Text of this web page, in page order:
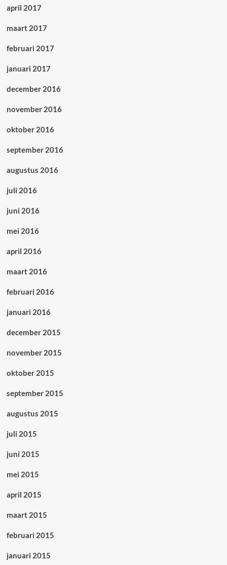
april 2017
maart 2017
februari 2017
januari 2017
december 2016
november 2016
oktober 2016
september 2016
augustus 2016
juli 2016
juni 2016
mei 2016
april 2016
maart 2016
februari 2016
januari 2016
december 2015
november 2015
oktober 2015
september 2015
augustus 2015
juli 2015
juni 2015
mei 2015
april 2015
maart 2015
februari 2015
januari 2015